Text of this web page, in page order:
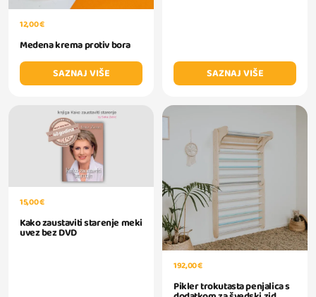
12,00 €
Medena krema protiv bora
SAZNAJ VIŠE
SAZNAJ VIŠE
15,00 €
Kako zaustaviti starenje meki
uvez bez DVD
192,00 €
Pikler trokutasta penjalica s